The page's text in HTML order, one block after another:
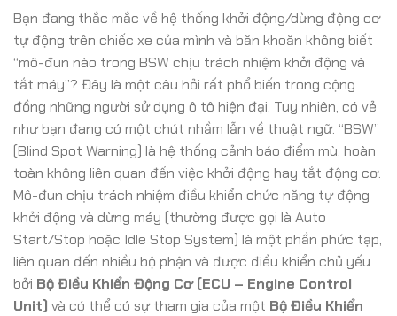
Bạn đang thắc mắc về hệ thống khởi động/dừng động cơ
tự động trên chiếc xe của mình và băn khoăn không biết
“mô-đun nào trong BSW chịu trách nhiệm khởi động và
tắt máy”? Đây là một câu hỏi rất phổ biến trong cộng
đồng những người sử dụng ô tô hiện đại. Tuy nhiên, có vẻ
như bạn đang có một chút nhầm lẫn về thuật ngữ. “BSW”
(Blind Spot Warning) là hệ thống cảnh báo điểm mù, hoàn
toàn không liên quan đến việc khởi động hay tắt động cơ.
Mô-đun chịu trách nhiệm điều khiển chức năng tự động
khởi động và dừng máy (thường được gọi là Auto
Start/Stop hoặc Idle Stop System) là một phần phức tạp,
liên quan đến nhiều bộ phận và được điều khiển chủ yếu
bởi Bộ Điều Khiển Động Cơ (ECU – Engine Control
Unit) và có thể có sự tham gia của một Bộ Điều Khiển